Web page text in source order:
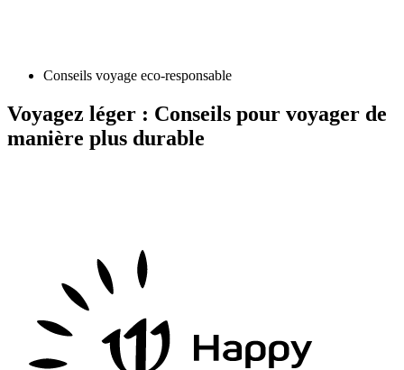
Conseils voyage eco-responsable
Voyagez léger : Conseils pour voyager de
manière plus durable